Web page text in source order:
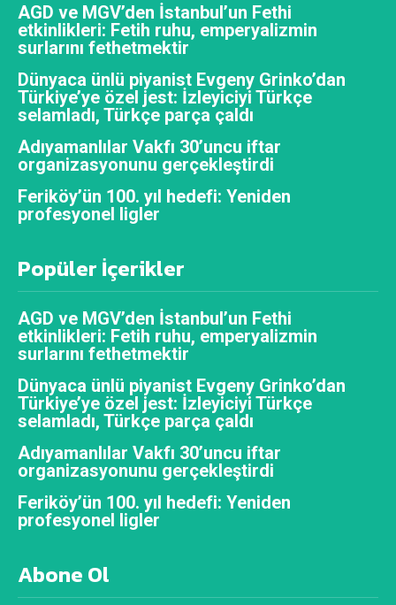
AGD ve MGV’den İstanbul’un Fethi
etkinlikleri: Fetih ruhu, emperyalizmin
surlarını fethetmektir
Dünyaca ünlü piyanist Evgeny Grinko’dan
Türkiye’ye özel jest: İzleyiciyi Türkçe
selamladı, Türkçe parça çaldı
Adıyamanlılar Vakfı 30’uncu iftar
organizasyonunu gerçekleştirdi
Feriköy’ün 100. yıl hedefi: Yeniden
profesyonel ligler
Popüler İçerikler
AGD ve MGV’den İstanbul’un Fethi
etkinlikleri: Fetih ruhu, emperyalizmin
surlarını fethetmektir
Dünyaca ünlü piyanist Evgeny Grinko’dan
Türkiye’ye özel jest: İzleyiciyi Türkçe
selamladı, Türkçe parça çaldı
Adıyamanlılar Vakfı 30’uncu iftar
organizasyonunu gerçekleştirdi
Feriköy’ün 100. yıl hedefi: Yeniden
profesyonel ligler
Abone Ol